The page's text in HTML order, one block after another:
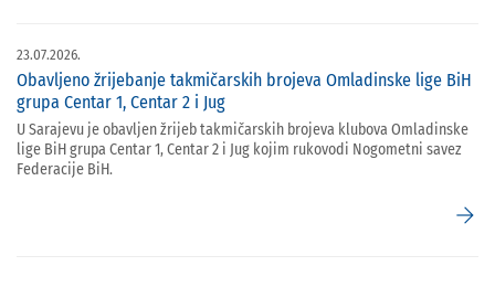
23.07.2026.
Obavljeno žrijebanje takmičarskih brojeva Omladinske lige BiH
grupa Centar 1, Centar 2 i Jug
U Sarajevu je obavljen žrijeb takmičarskih brojeva klubova Omladinske
lige BiH grupa Centar 1, Centar 2 i Jug kojim rukovodi Nogometni savez
Federacije BiH.
arrow_forward